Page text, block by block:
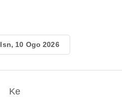
Isn, 10 Ogo 2026
Ke